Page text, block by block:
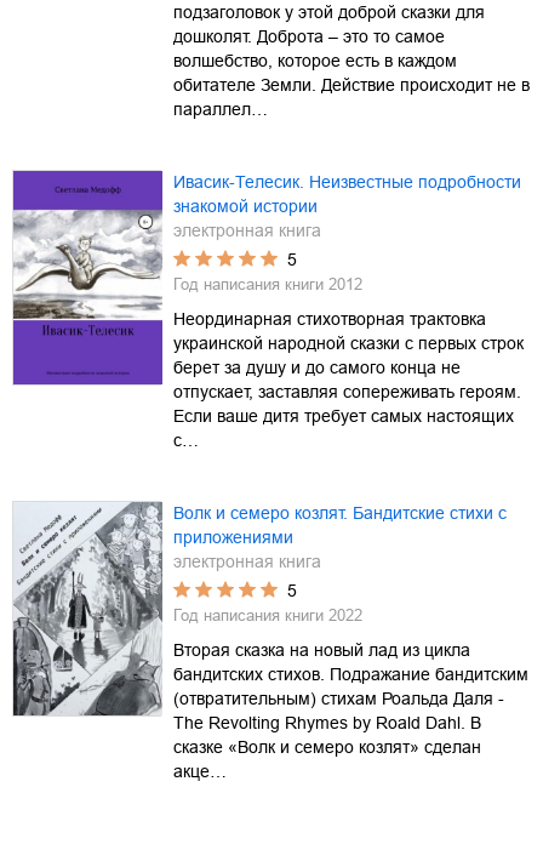
подзаголовок у этой доброй сказки для
дошколят. Доброта – это то самое
волшебство, которое есть в каждом
обитателе Земли. Действие происходит не в
параллел…
Ивасик-Телесик. Неизвестные подробности
знакомой истории
электронная книга
5
Год написания книги 2012
Неординарная стихотворная трактовка
украинской народной сказки с первых строк
берет за душу и до самого конца не
отпускает, заставляя сопереживать героям.
Если ваше дитя требует самых настоящих
с…
Волк и семеро козлят. Бандитские стихи с
приложениями
электронная книга
5
Год написания книги 2022
Вторая сказка на новый лад из цикла
бандитских стихов. Подражание бандитским
(отвратительным) стихам Роальда Даля -
The Revolting Rhymes by Roald Dahl. В
сказке «Волк и семеро козлят» сделан
акце…